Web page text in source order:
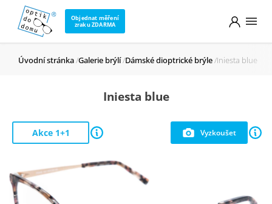
Objednat měření
zraku ZDARMA
Úvodní stránka Galerie brýlí Dámské dioptrické brýle Iniesta blue
Iniesta blue
Vyzkoušet
Akce 1+1